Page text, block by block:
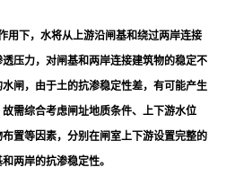
用下，水将从上游沿闸基和绕过两岸连接
压力，对闸基和两岸连接建筑物的稳定不
闸，由于土的抗渗稳定性差，有可能产生
需综合考虑闸址地质条件、上下游水位
置等因素，分别在闸室上下游设置完整的
两岸的抗渗稳定性。